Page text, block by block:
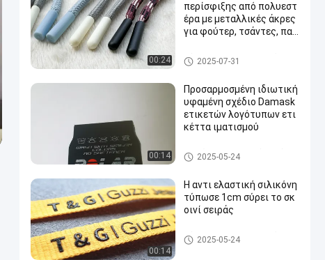
00:24
περίσφιξης από πολυεστ
έρα με μεταλλικές άκρες
για φούτερ, τσάντες, παπ
Σύρετε το σκοινί σειράς
2025-07-31
00:14
Προσαρμοσμένη ιδιωτική
υφαμένη σχέδιο Damask
ετικετών λογότυπων ετι
κέττα ιματισμού
Ετικέτες ιματισμού εκτύπω
σης οθόνης
2025-05-24
00:14
Η αντι ελαστική σιλικόνη
τύπωσε 1cm σύρει το σκ
οινί σειράς
Σύρετε το σκοινί σειράς
2025-05-24